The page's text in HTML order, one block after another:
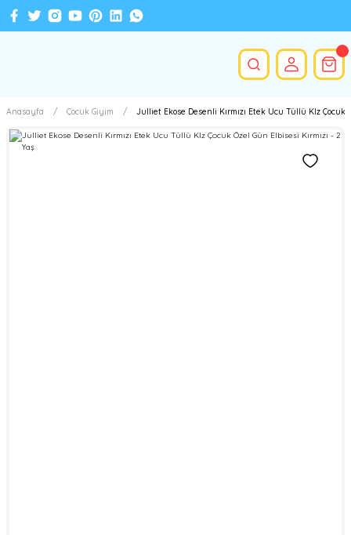
Anasayfa Çocuk Giyim Julliet Ekose Desenli Kırmızı Etek Ucu Tüllü KIz Çocuk